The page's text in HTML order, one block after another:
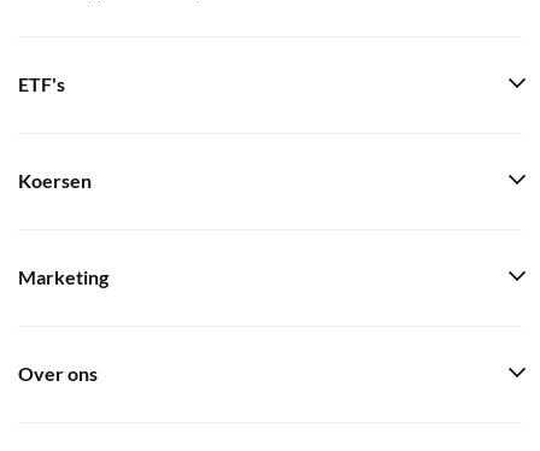
ETF's
Koersen
Marketing
Over ons